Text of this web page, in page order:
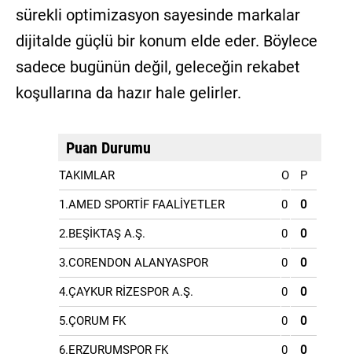
sürekli optimizasyon sayesinde markalar
dijitalde güçlü bir konum elde eder. Böylece
sadece bugünün değil, geleceğin rekabet
koşullarına da hazır hale gelirler.
Puan Durumu
TAKIMLAR O P
1.AMED SPORTİF FAALİYETLER 0 0
2.BEŞİKTAŞ A.Ş. 0 0
3.CORENDON ALANYASPOR 0 0
4.ÇAYKUR RİZESPOR A.Ş. 0 0
5.ÇORUM FK 0 0
6.ERZURUMSPOR FK 0 0